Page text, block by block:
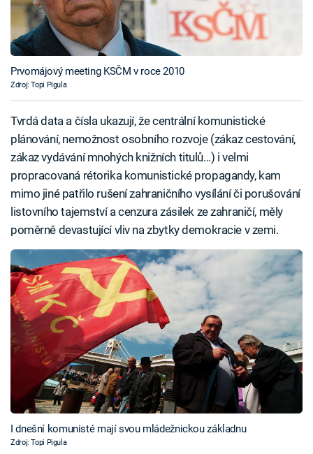
Prvomájový meeting KSČM v roce 2010
Zdroj: Topi Pigula
Tvrdá data a čísla ukazují, že centrální komunistické
plánování, nemožnost osobního rozvoje (zákaz cestování,
zákaz vydávání mnohých knižních titulů...) i velmi
propracovaná rétorika komunistické propagandy, kam
mimo jiné patřilo rušení zahraničního vysílání či porušování
listovního tajemství a cenzura zásilek ze zahraničí, měly
poměrně devastující vliv na zbytky demokracie v zemi.
I dnešní komunisté mají svou mládežnickou základnu
Zdroj: Topi Pigula